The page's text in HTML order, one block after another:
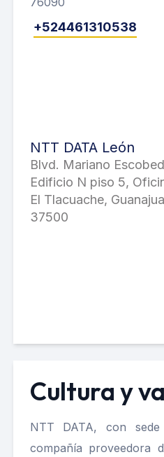
+524461310538
NTT DATA León
Blvd. Mariano
Edificio N piso 5,
El Tlacuache,
37500
Cultura y
NTT DATA, con
compañía proveedora